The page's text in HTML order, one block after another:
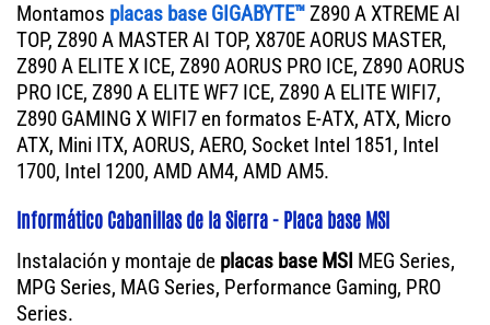
Montamos placas base GIGABYTE™Z890 A XTREME AI
TOP, Z890 A MASTER AI TOP, X870E AORUS MASTER,
Z890 A ELITE X ICE, Z890 AORUS PRO ICE, Z890 AORUS
PRO ICE, Z890 A ELITE WF7 ICE, Z890 A ELITE WIFI7,
Z890 GAMING X WIFI7 en formatos E-ATX, ATX, Micro
ATX, Mini ITX, AORUS, AERO, Socket Intel 1851, Intel
1700, Intel 1200, AMD AM4, AMD AM5.
Informático Cabanillas de la Sierra - Placa base MSI
Instalación y montaje de placas base MSI MEG Series,
MPG Series, MAG Series, Performance Gaming, PRO
Series.